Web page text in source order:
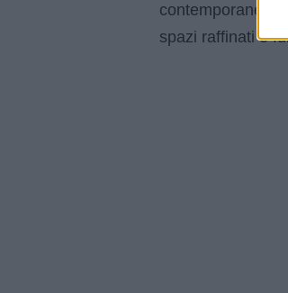
contemporanea,
spazi raffinati e